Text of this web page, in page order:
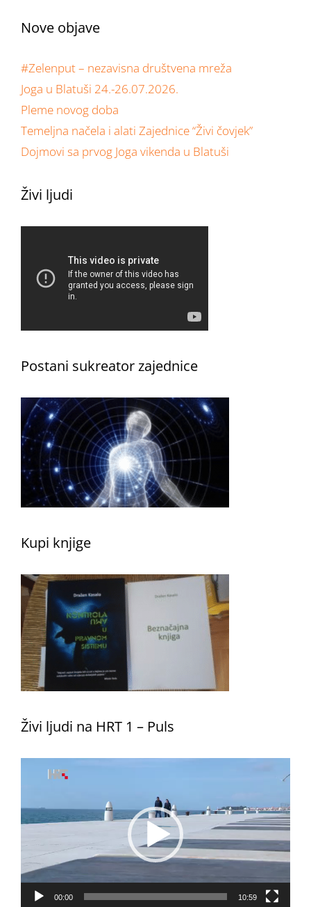
Nove objave
#Zelenput – nezavisna društvena mreža
Joga u Blatuši 24.-26.07.2026.
Pleme novog doba
Temeljna načela i alati Zajednice “Živi čovjek”
Dojmovi sa prvog Joga vikenda u Blatuši
Živi ljudi
Postani sukreator zajednice
Kupi knjige
Živi ljudi na HRT 1 – Puls
Reproduktor
videozapisa
00:00 10:59